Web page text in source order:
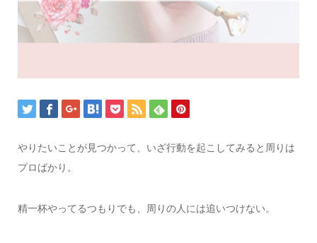
やりたいことが見つかって、いざ行動を起こしてみると周りは
プロばかり。
精一杯やってるつもりでも、周りの人には追いつけない。